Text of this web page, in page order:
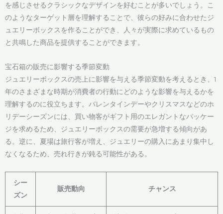
を感じさせるクラシックなデザインを好むことが多いでしょう。こ
のようなターゲット層を理解することで、彼らの好みに合わせたジ
ュエリーボックスを作ることができ、人々が実際に求めているもの
と共鳴した商品を提供することができます。
宝石箱の販売に影響する季節変動
ジュエリーボックスの売上に影響を与える季節変動を考えるとき、1
年のさまざまな時期が消費者の行動にどのような影響を与えるかを
理解するのに役立ちます。バレンタインデーやクリスマスなどのホ
リデーシーズンには、買い物客がギフト用のエレガントなパッケー
ジを求めるため、ジュエリーボックスの需要が急増する傾向があ
る。逆に、夏場は旅行客が増え、ジュエリーの購入にあまり集中し
なくなるため、売れ行きが鈍る可能性がある。
シー
ズン
販売動向 チャンス